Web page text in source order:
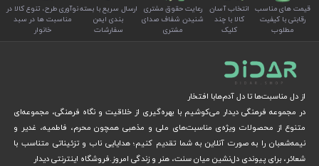
قیمت های مناسب
رقابتی با کیفیت
مطلوب
انتخاب آسان
کالا با چند
کلیک
رعایت حقوق مشتری
شنیدن شفاف صدای
مشتری
ارسال سریع با بسته
بندی ایمن
سفارشات
نوآوری طرح، تنوع کالا در
مناسبت ها در سبد
خانوار
از دل مناسبت‌ها تا دل آدم‌هابا افتخار
در مجموعه فرهنگی دیدار می‌کوشیم با بهره‌گیری از خلاقیت و نگاه فرهنگی، مجموعه‌ای
متنوع از محصولات ویژه‌ی مناسبت‌های ملی و مذهبی همچون محرم، فاطمیه، غدیر و
نیمه‌شعبان را به صورت آنلاین به شما تقدیم کنیم؛ هدایایی ناب و تزئیناتی متناسب با
شعائر، برای پیوندی دل‌نشین میان سنت، هنر و زندگی امروز.فروشگاه اینترنتی دیدار